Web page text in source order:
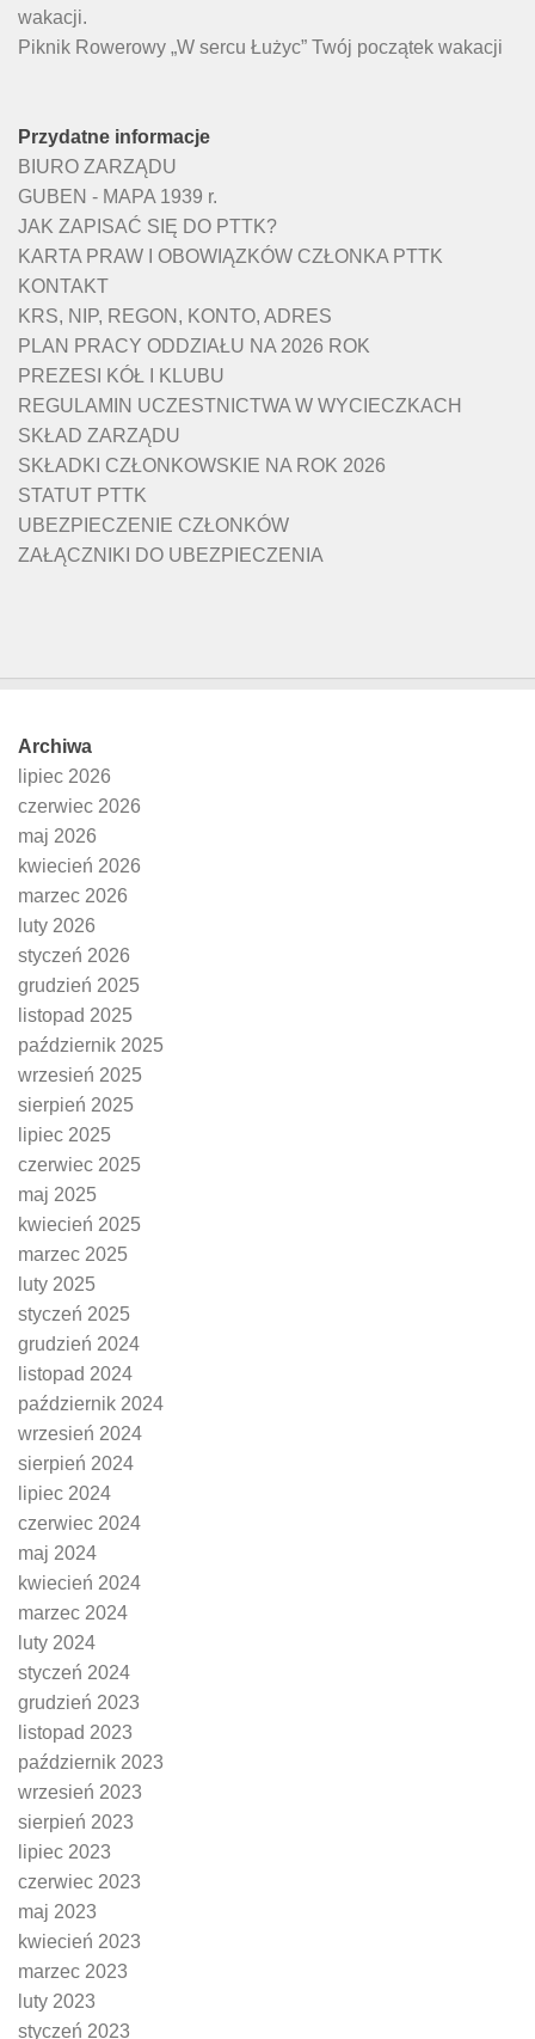
wakacji.
Piknik Rowerowy „W sercu Łużyc” Twój początek wakacji
Przydatne informacje
BIURO ZARZĄDU
GUBEN - MAPA 1939 r.
JAK ZAPISAĆ SIĘ DO PTTK?
KARTA PRAW I OBOWIĄZKÓW CZŁONKA PTTK
KONTAKT
KRS, NIP, REGON, KONTO, ADRES
PLAN PRACY ODDZIAŁU NA 2026 ROK
PREZESI KÓŁ I KLUBU
REGULAMIN UCZESTNICTWA W WYCIECZKACH
SKŁAD ZARZĄDU
SKŁADKI CZŁONKOWSKIE NA ROK 2026
STATUT PTTK
UBEZPIECZENIE CZŁONKÓW
ZAŁĄCZNIKI DO UBEZPIECZENIA
Archiwa
lipiec 2026
czerwiec 2026
maj 2026
kwiecień 2026
marzec 2026
luty 2026
styczeń 2026
grudzień 2025
listopad 2025
październik 2025
wrzesień 2025
sierpień 2025
lipiec 2025
czerwiec 2025
maj 2025
kwiecień 2025
marzec 2025
luty 2025
styczeń 2025
grudzień 2024
listopad 2024
październik 2024
wrzesień 2024
sierpień 2024
lipiec 2024
czerwiec 2024
maj 2024
kwiecień 2024
marzec 2024
luty 2024
styczeń 2024
grudzień 2023
listopad 2023
październik 2023
wrzesień 2023
sierpień 2023
lipiec 2023
czerwiec 2023
maj 2023
kwiecień 2023
marzec 2023
luty 2023
styczeń 2023